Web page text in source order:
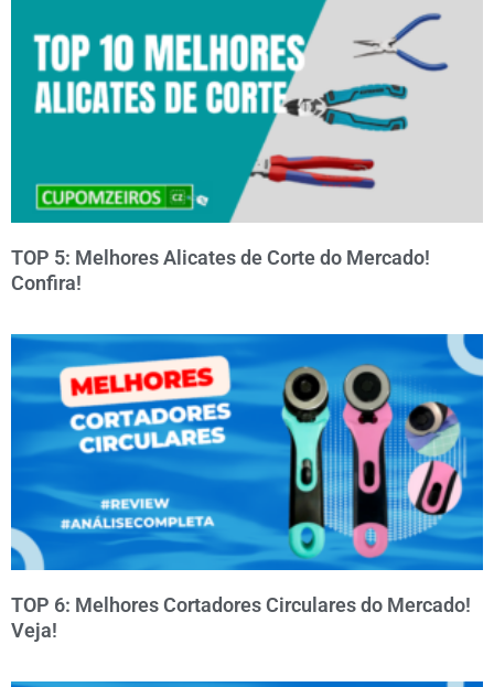
TOP 5: Melhores Alicates de Corte do Mercado!
Confira!
TOP 6: Melhores Cortadores Circulares do Mercado!
Veja!